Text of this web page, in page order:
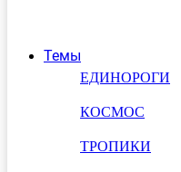
Темы
ЕДИНОРОГИ
КОСМОС
ТРОПИКИ